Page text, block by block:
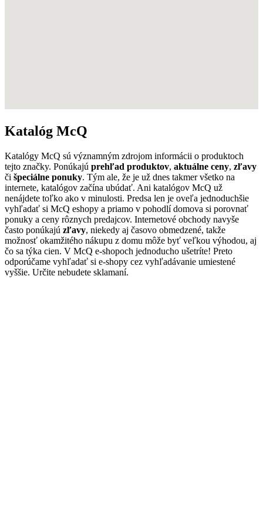
Katalóg McQ
Katalógy McQ sú významným zdrojom informácii o produktoch
tejto značky. Ponúkajú prehľad produktov, aktuálne ceny, zľavy
či špeciálne ponuky. Tým ale, že je už dnes takmer všetko na
internete, katalógov začína ubúdať. Ani katalógov McQ už
nenájdete toľko ako v minulosti. Predsa len je oveľa jednoduchšie
vyhľadať si McQ eshopy a priamo v pohodlí domova si porovnať
ponuky a ceny rôznych predajcov. Internetové obchody navyše
často ponúkajú zľavy, niekedy aj časovo obmedzené, takže
možnosť okamžitého nákupu z domu môže byť veľkou výhodou, aj
čo sa týka cien. V McQ e-shopoch jednoducho ušetríte! Preto
odporúčame vyhľadať si e-shopy cez vyhľadávanie umiestené
vyššie. Určite nebudete sklamaní.